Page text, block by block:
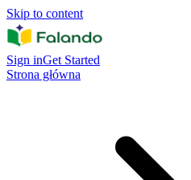
Skip to content
Sign inGet Started
Strona główna